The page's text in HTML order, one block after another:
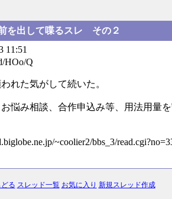
を出して喋るスレ その２
11:51
HOo/Q
れた気がして続いた。
悩み相談、合作申込み等、用法用量
~coolier2/bbs_3/
どる スレッド一覧 お気に入り 新規スレッド作成